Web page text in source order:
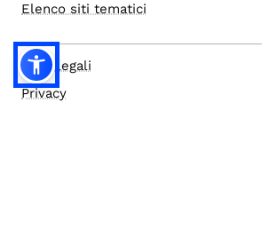
Elenco siti tematici
Note legali
Privacy